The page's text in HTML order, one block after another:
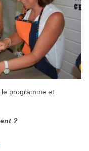
le programme et
?